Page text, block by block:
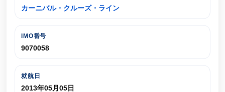
カーニバル・クルーズ・ライン
IMO番号
9070058
就航日
2013年05月05日